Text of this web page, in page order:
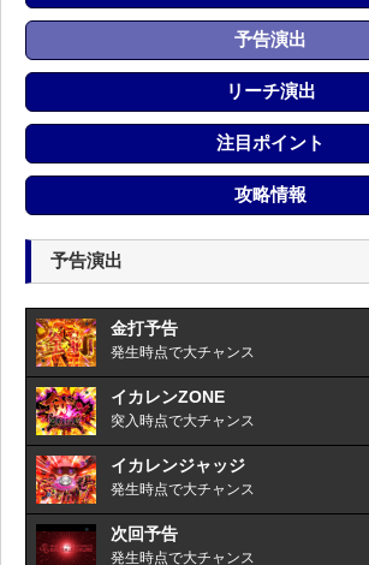
予告演出
リーチ演出
注目ポイント
攻略情報
予告演出
金打予告
発生時点で大チャンス
イカレンZONE
突入時点で大チャンス
イカレンジャッジ
発生時点で大チャンス
次回予告
発生時点で大チャンス